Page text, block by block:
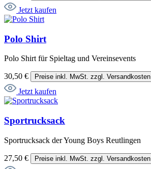
Jetzt kaufen
Polo Shirt
Polo Shirt für Spieltag und Vereinsevents
30,50 € Preise inkl. MwSt. zzgl. Versandkosten
Jetzt kaufen
Sportrucksack
Sportrucksack der Young Boys Reutlingen
27,50 € Preise inkl. MwSt. zzgl. Versandkosten